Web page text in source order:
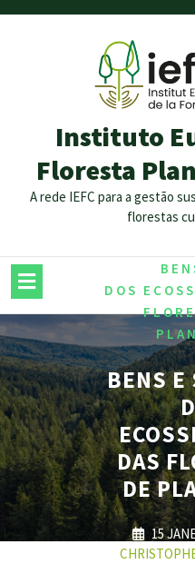
Instituto
Floresta
A rede IEFC para a gestão
florestas
DOS
BENS E
DAS
DE
15